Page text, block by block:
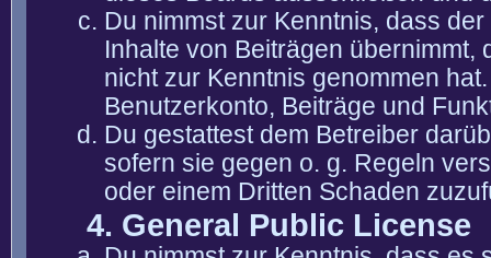
Du nimmst zur Kenntnis, dass
Inhalte von Beiträgen übernimmt,
nicht zur Kenntnis genommen
Benutzerkonto, Beiträge und
Du gestattest dem Betreiber
sofern sie gegen o. g. Regeln
oder einem Dritten Schaden
4. General Public License